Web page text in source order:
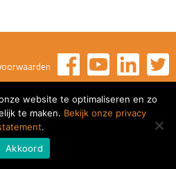
website te optimaliseren en zo
te maken. Bekijk onze privacy
.
Akkoord